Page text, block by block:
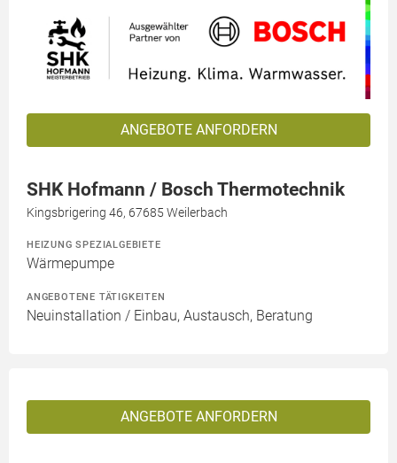
ANGEBOTE ANFORDERN
SHK Hofmann / Bosch Thermotechnik
Kingsbrigering 46, 67685 Weilerbach
HEIZUNG SPEZIALGEBIETE
Wärmepumpe
ANGEBOTENE TÄTIGKEITEN
Neuinstallation / Einbau, Austausch, Beratung
ANGEBOTE ANFORDERN